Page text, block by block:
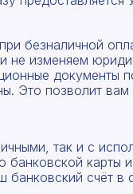
безналичной
не изменяем
документы
Это позволит
так и с
карты
банковский счёт